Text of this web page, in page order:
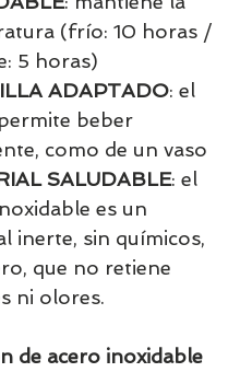
(frío: 10 horas /
5 horas)
ADAPTADO: el
beber
como de un vaso
SALUDABLE: el
es un
inerte, sin químicos,
que no retiene
ni olores.
de acero inoxidable